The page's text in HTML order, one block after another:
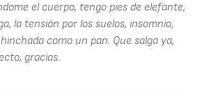
el cuerpo, tengo pies de elefante,
la tensión por los suelos, insomnio,
como un pan. Que salga ya,
gracias.